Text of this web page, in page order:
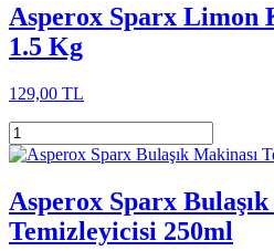
Asperox Sparx Limon
1.5 Kg
129,00 TL
Asperox Sparx
Temizleyicisi 250ml